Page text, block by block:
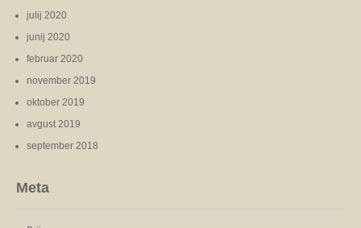
julij 2020
junij 2020
februar 2020
november 2019
oktober 2019
avgust 2019
september 2018
Meta